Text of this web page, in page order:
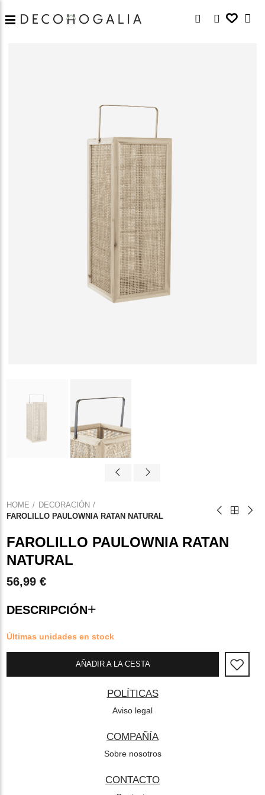
HOME
DECORACIÓN
FAROLILLO PAULOWNIA RATAN NATURAL
FAROLILLO PAULOWNIA RATAN
NATURAL
56,99 €
DESCRIPCIÓN+
Últimas unidades en stock
AÑADIR A LA CESTA
POLÍTICAS
Aviso legal
COMPAÑÍA
Sobre nosotros
CONTACTO